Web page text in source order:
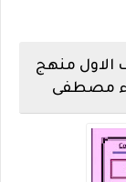
الاول منهج